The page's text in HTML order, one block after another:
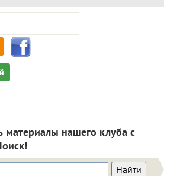
материалы нашего клуба с